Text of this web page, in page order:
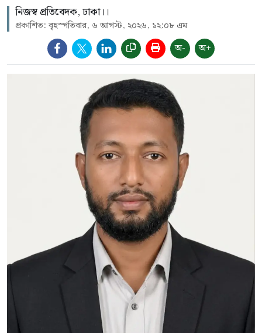
নিজস্ব প্রতিবেদক, ঢাকা।।
প্রকাশিত: বৃহস্পতিবার, ৬ আগস্ট, ২০২৬, ১২:০৮ এম
অ- অ+